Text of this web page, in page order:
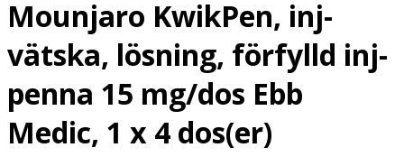
Mounjaro KwikPen, inj-
vätska, lösning, förfylld inj-
penna 15 mg/dos Ebb
Medic, 1 x 4 dos(er)